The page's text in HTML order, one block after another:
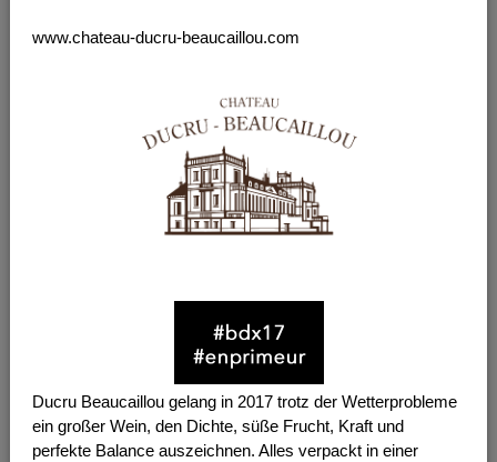
www.chateau-ducru-beaucaillou.com
Ducru Beaucaillou gelang in 2017 trotz der Wetterprobleme
ein großer Wein, den Dichte, süße Frucht, Kraft und
perfekte Balance auszeichnen. Alles verpackt in einer